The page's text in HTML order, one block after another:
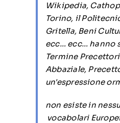
Wikipedia,
Torino, il
Gritella, Beni
ecc… ecc… hanno
Termine
Abbaziale,
un'espressione
non esiste in
vocabolari